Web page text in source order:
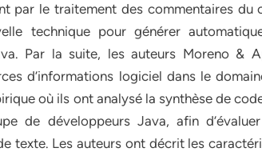
par le traitement des commentaires du
technique pour générer
Par la suite, les auteurs Moreno &
d’informations logiciel dans le
où ils ont analysé la synthèse de
de développeurs Java, afin
texte. Les auteurs ont décrit les